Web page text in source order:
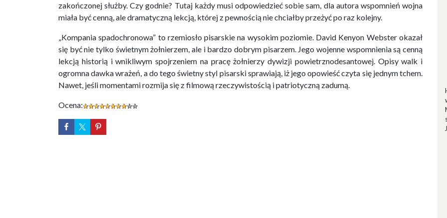
zakończonej służby. Czy godnie? Tutaj każdy musi odpowiedzieć sobie sam, dla autora wspomnień wojna
miała być cenną, ale dramatyczną lekcją, której z pewnością nie chciałby przeżyć po raz kolejny.
„Kompania spadochronowa” to rzemiosło pisarskie na wysokim poziomie. David Kenyon Webster okazał
się być nie tylko świetnym żołnierzem, ale i bardzo dobrym pisarzem. Jego wojenne wspomnienia są cenną
lekcją historią i wnikliwym spojrzeniem na pracę żołnierzy dywizji powietrznodesantowej. Opisy walk i
ogromna dawka wrażeń, a do tego świetny styl pisarski sprawiają, iż jego opowieść czyta się jednym tchem.
Nawet, jeśli momentami rozmija się z filmową rzeczywistością i patriotyczną zadumą.
Ocena: